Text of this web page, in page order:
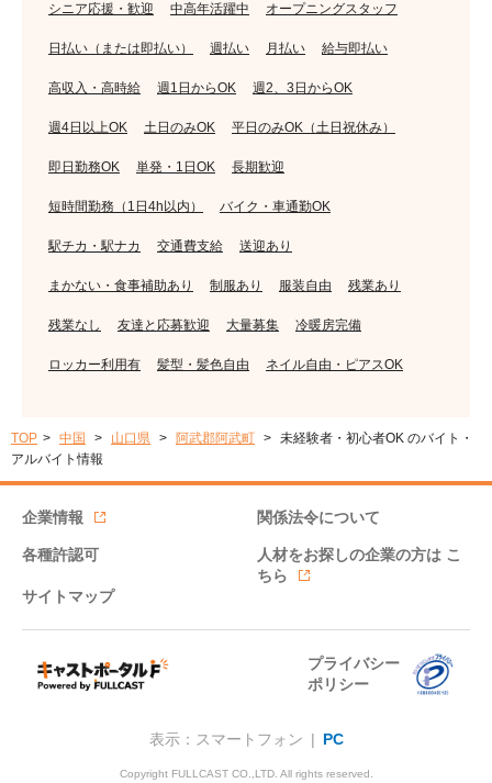
シニア応援・歓迎 中高年活躍中 オープニングスタッフ
日払い（または即払い） 週払い 月払い 給与即払い
高収入・高時給 週1日からOK 週2、3日からOK
週4日以上OK 土日のみOK 平日のみOK（土日祝休み）
即日勤務OK 単発・1日OK 長期歓迎
短時間勤務（1日4h以内） バイク・車通勤OK
駅チカ・駅ナカ 交通費支給 送迎あり
まかない・食事補助あり 制服あり 服装自由 残業あり
残業なし 友達と応募歓迎 大量募集 冷暖房完備
ロッカー利用有 髪型・髪色自由 ネイル自由・ピアスOK
TOP 中国 山口県 阿武郡阿武町
未経験者・初心者OK のバイト・
アルバイト情報
企業情報 関係法令について
各種許認可 人材をお探しの企業の方は こ
ちら
サイトマップ
プライバシー
ポリシー
表示：スマートフォン | PC
Copyright FULLCAST CO.,LTD. All rights reserved.